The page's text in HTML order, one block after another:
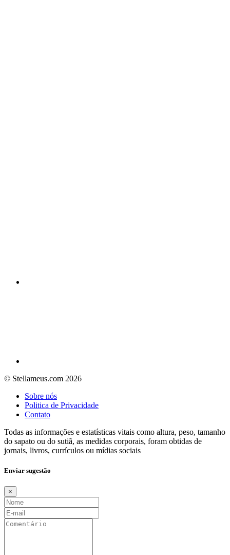
© Stellameus.com 2026
Sobre nós
Politica de Privacidade
Contato
Todas as informações e estatísticas vitais como altura, peso, tamanho
do sapato ou do sutiã, as medidas corporais, foram obtidas de
jornais, livros, currículos ou mídias sociais
Enviar sugestão
×